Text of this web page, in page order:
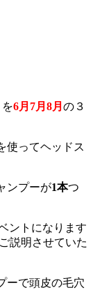
6月7月8月 の３
使ってヘッドス
ンプーが1本つ
ントになります
説明させていた
ーで頭皮の毛穴